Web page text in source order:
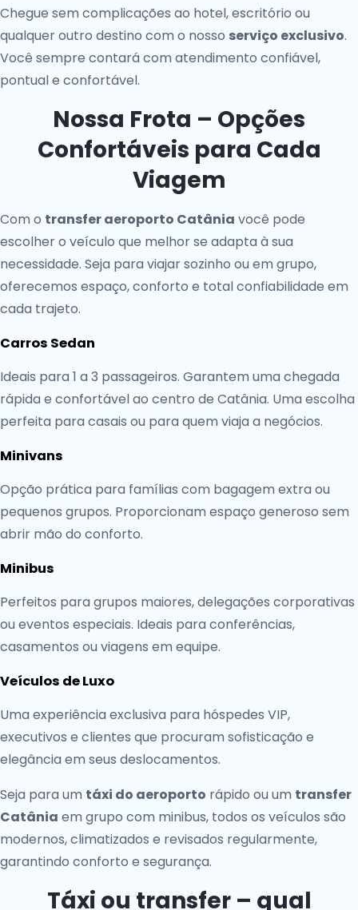
Chegue sem complicações ao hotel, escritório ou
qualquer outro destino com o nosso serviço exclusivo.
Você sempre contará com atendimento confiável,
pontual e confortável.
Nossa Frota – Opções
Confortáveis para Cada
Viagem
Com o transfer aeroporto Catânia você pode
escolher o veículo que melhor se adapta à sua
necessidade. Seja para viajar sozinho ou em grupo,
oferecemos espaço, conforto e total confiabilidade em
cada trajeto.
Carros Sedan
Ideais para 1 a 3 passageiros. Garantem uma chegada
rápida e confortável ao centro de Catânia. Uma escolha
perfeita para casais ou para quem viaja a negócios.
Minivans
Opção prática para famílias com bagagem extra ou
pequenos grupos. Proporcionam espaço generoso sem
abrir mão do conforto.
Minibus
Perfeitos para grupos maiores, delegações corporativas
ou eventos especiais. Ideais para conferências,
casamentos ou viagens em equipe.
Veículos de Luxo
Uma experiência exclusiva para hóspedes VIP,
executivos e clientes que procuram sofisticação e
elegância em seus deslocamentos.
Seja para um táxi do aeroporto rápido ou um transfer
Catânia em grupo com minibus, todos os veículos são
modernos, climatizados e revisados regularmente,
garantindo conforto e segurança.
Táxi ou transfer – qual